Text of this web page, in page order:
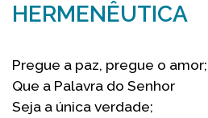
HERMENÊUTICA
Pregue a paz, pregue o amor;
Que a Palavra do Senhor
Seja a única verdade;